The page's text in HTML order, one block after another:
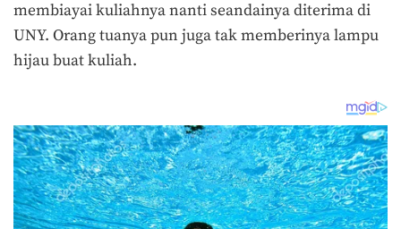
membiayai kuliahnya nanti seandainya diterima di
UNY. Orang tuanya pun juga tak memberinya lampu
hijau buat kuliah.